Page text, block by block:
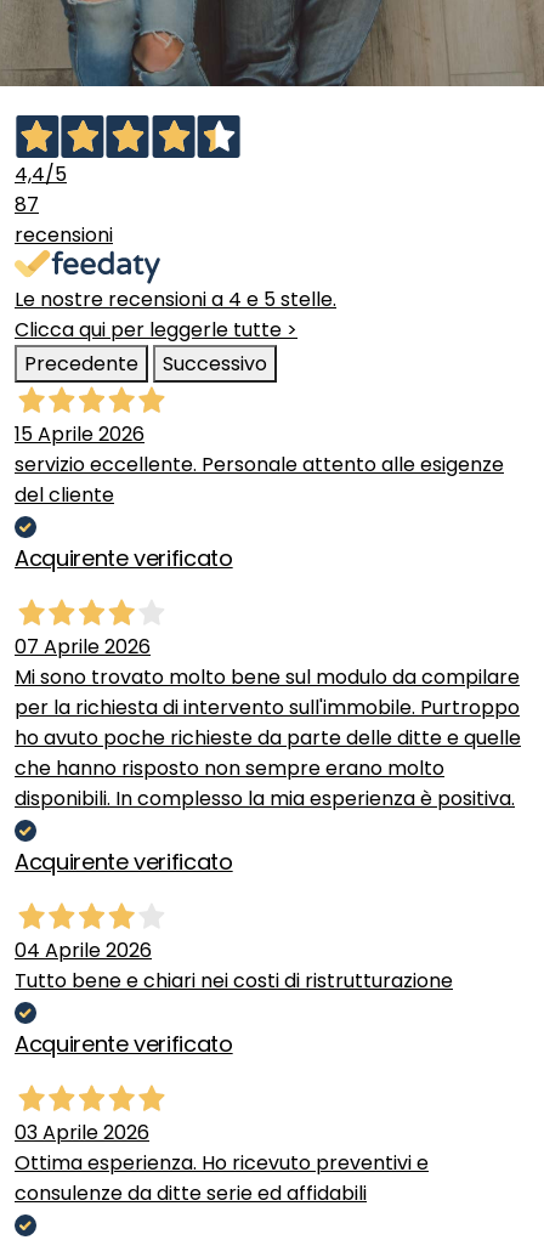
4,4/5
87
recensioni
Le nostre recensioni a 4 e 5 stelle.
Clicca qui per leggerle tutte >
Precedente
Successivo
15 Aprile 2026
servizio eccellente. Personale attento alle esigenze
del cliente
Acquirente verificato
07 Aprile 2026
Mi sono trovato molto bene sul modulo da compilare
per la richiesta di intervento sull'immobile. Purtroppo
ho avuto poche richieste da parte delle ditte e quelle
che hanno risposto non sempre erano molto
disponibili. In complesso la mia esperienza è positiva.
Acquirente verificato
04 Aprile 2026
Tutto bene e chiari nei costi di ristrutturazione
Acquirente verificato
03 Aprile 2026
Ottima esperienza. Ho ricevuto preventivi e
consulenze da ditte serie ed affidabili